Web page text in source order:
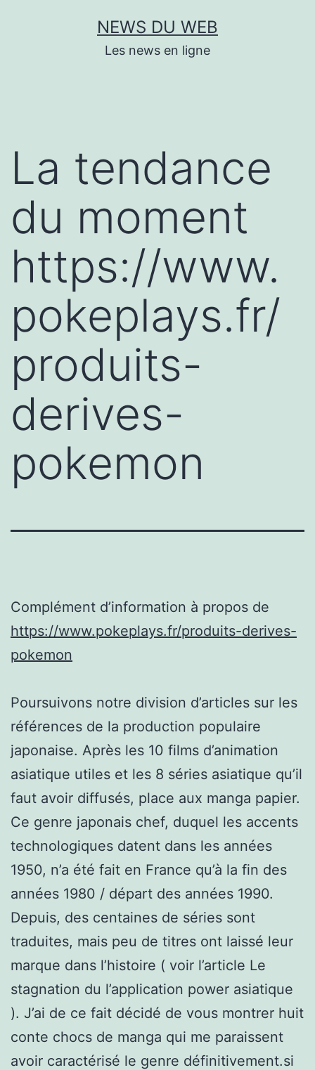
NEWS DU WEB
Les news en ligne
La tendance
du moment
https://www.
pokeplays.fr/
produits-
derives-
pokemon
Complément d’information à propos de
https://www.pokeplays.fr/produits-derives-
pokemon
Poursuivons notre division d’articles sur les
références de la production populaire
japonaise. Après les 10 films d’animation
asiatique utiles et les 8 séries asiatique qu’il
faut avoir diffusés, place aux manga papier.
Ce genre japonais chef, duquel les accents
technologiques datent dans les années
1950, n’a été fait en France qu’à la fin des
années 1980 / départ des années 1990.
Depuis, des centaines de séries sont
traduites, mais peu de titres ont laissé leur
marque dans l’histoire ( voir l’article Le
stagnation du l’application power asiatique
). J’ai de ce fait décidé de vous montrer huit
conte chocs de manga qui me paraissent
avoir caractérisé le genre définitivement.si